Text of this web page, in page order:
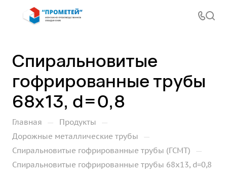
Спиральновитые
гофрированные трубы
68х13, d=0,8
Главная — Продукты —
Дорожные металлические трубы —
Спиральновитые гофрированные трубы (ГСМТ) —
Спиральновитые гофрированные трубы 68х13, d=0,8